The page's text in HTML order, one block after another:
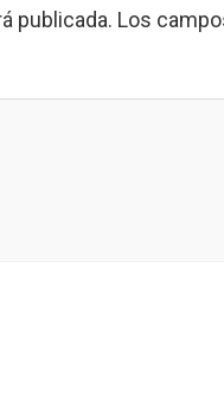
publicada. Los